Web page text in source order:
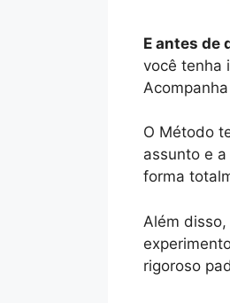
E antes de
você tenha
O Método
assunto e
forma
Além
rigoroso